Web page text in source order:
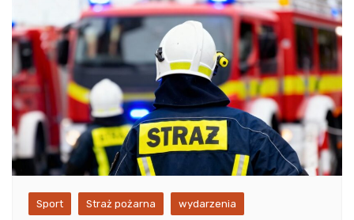
Sport Straż pożarna wydarzenia